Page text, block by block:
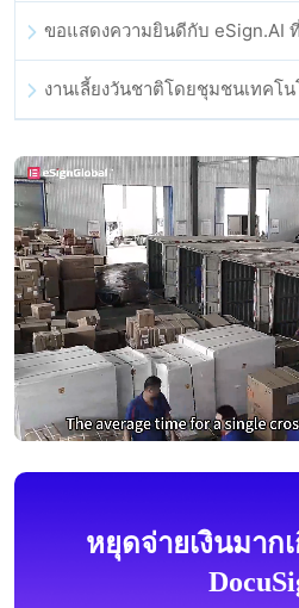
งานเลี้ยงวันชาติโดยชุมชนเทคโ
หยุดจ่ายเงินมาก